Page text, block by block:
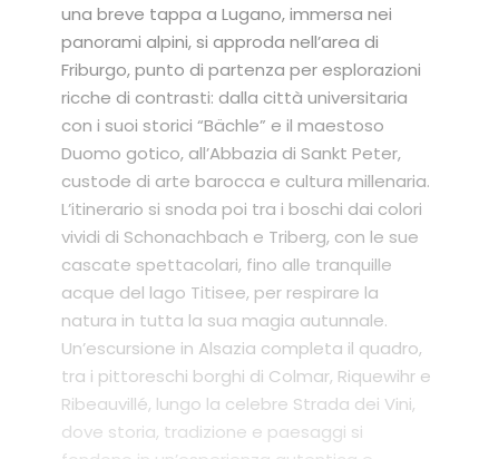
una breve tappa a Lugano, immersa nei
panorami alpini, si approda nell’area di
Friburgo, punto di partenza per esplorazioni
ricche di contrasti: dalla città universitaria
con i suoi storici “Bächle” e il maestoso
Duomo gotico, all’Abbazia di Sankt Peter,
custode di arte barocca e cultura millenaria.
L’itinerario si snoda poi tra i boschi dai colori
vividi di Schonachbach e Triberg, con le sue
cascate spettacolari, fino alle tranquille
acque del lago Titisee, per respirare la
natura in tutta la sua magia autunnale.
Un’escursione in Alsazia completa il quadro,
tra i pittoreschi borghi di Colmar, Riquewihr e
Ribeauvillé, lungo la celebre Strada dei Vini,
dove storia, tradizione e paesaggi si